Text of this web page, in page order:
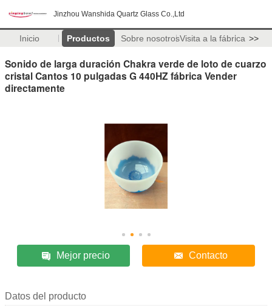
Jinzhou Wanshida Quartz Glass Co.,Ltd
Inicio Productos Sobre nosotrosVisita a la fábrica >>
Sonido de larga duración Chakra verde de loto de cuarzo
cristal Cantos 10 pulgadas G 440HZ fábrica Vender
directamente
Mejor precio Contacto
Datos del producto